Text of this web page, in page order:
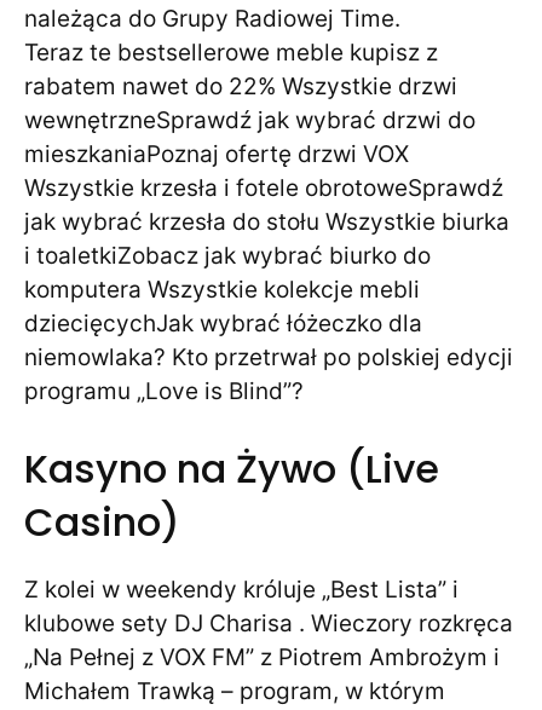
należąca do Grupy Radiowej Time.
Teraz te bestsellerowe meble kupisz z
rabatem nawet do 22% Wszystkie drzwi
wewnętrzneSprawdź jak wybrać drzwi do
mieszkaniaPoznaj ofertę drzwi VOX
Wszystkie krzesła i fotele obrotoweSprawdź
jak wybrać krzesła do stołu Wszystkie biurka
i toaletkiZobacz jak wybrać biurko do
komputera Wszystkie kolekcje mebli
dziecięcychJak wybrać łóżeczko dla
niemowlaka? Kto przetrwał po polskiej edycji
programu „Love is Blind”?
Kasyno na Żywo (Live
Casino)
Z kolei w weekendy króluje „Best Lista” i
klubowe sety DJ Charisa . Wieczory rozkręca
„Na Pełnej z VOX FM” z Piotrem Ambrożym i
Michałem Trawką – program, w którym